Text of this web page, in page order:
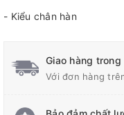
- Kiểu chân hàn
Giao hàng
Với đơn hàng